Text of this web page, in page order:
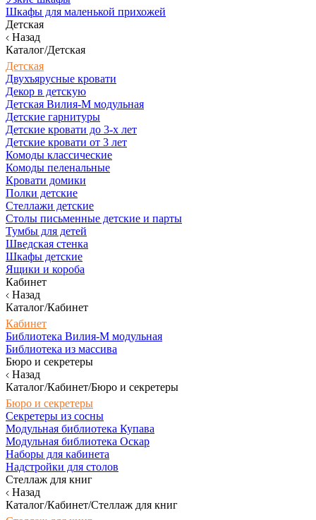
Шкафы для маленькой прихожей
Детская
Назад
Каталог/Детская
Детская
Двухъярусные кровати
Декор в детскую
Детская Вилия-М модульная
Детские гарнитуры
Детские кровати до 3-х лет
Детские кровати от 3 лет
Комоды классические
Комоды пеленальные
Кровати домики
Полки детские
Стеллажи детские
Столы письменные детские и парты
Тумбы для детей
Шведская стенка
Шкафы детские
Ящики и короба
Кабинет
Назад
Каталог/Кабинет
Кабинет
Библиотека Вилия-М модульная
Библиотека из массива
Бюро и секретеры
Назад
Каталог/Кабинет/Бюро и секретеры
Бюро и секретеры
Секретеры из сосны
Модульная библиотека Купава
Модульная библиотека Оскар
Наборы для кабинета
Надстройки для столов
Стеллаж для книг
Назад
Каталог/Кабинет/Стеллаж для книг